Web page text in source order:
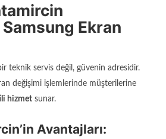
Ekran
teknik servis değil, güvenin adresidir.
değişimi işlemlerinde müşterilerine
hizmet sunar.
Avantajları: